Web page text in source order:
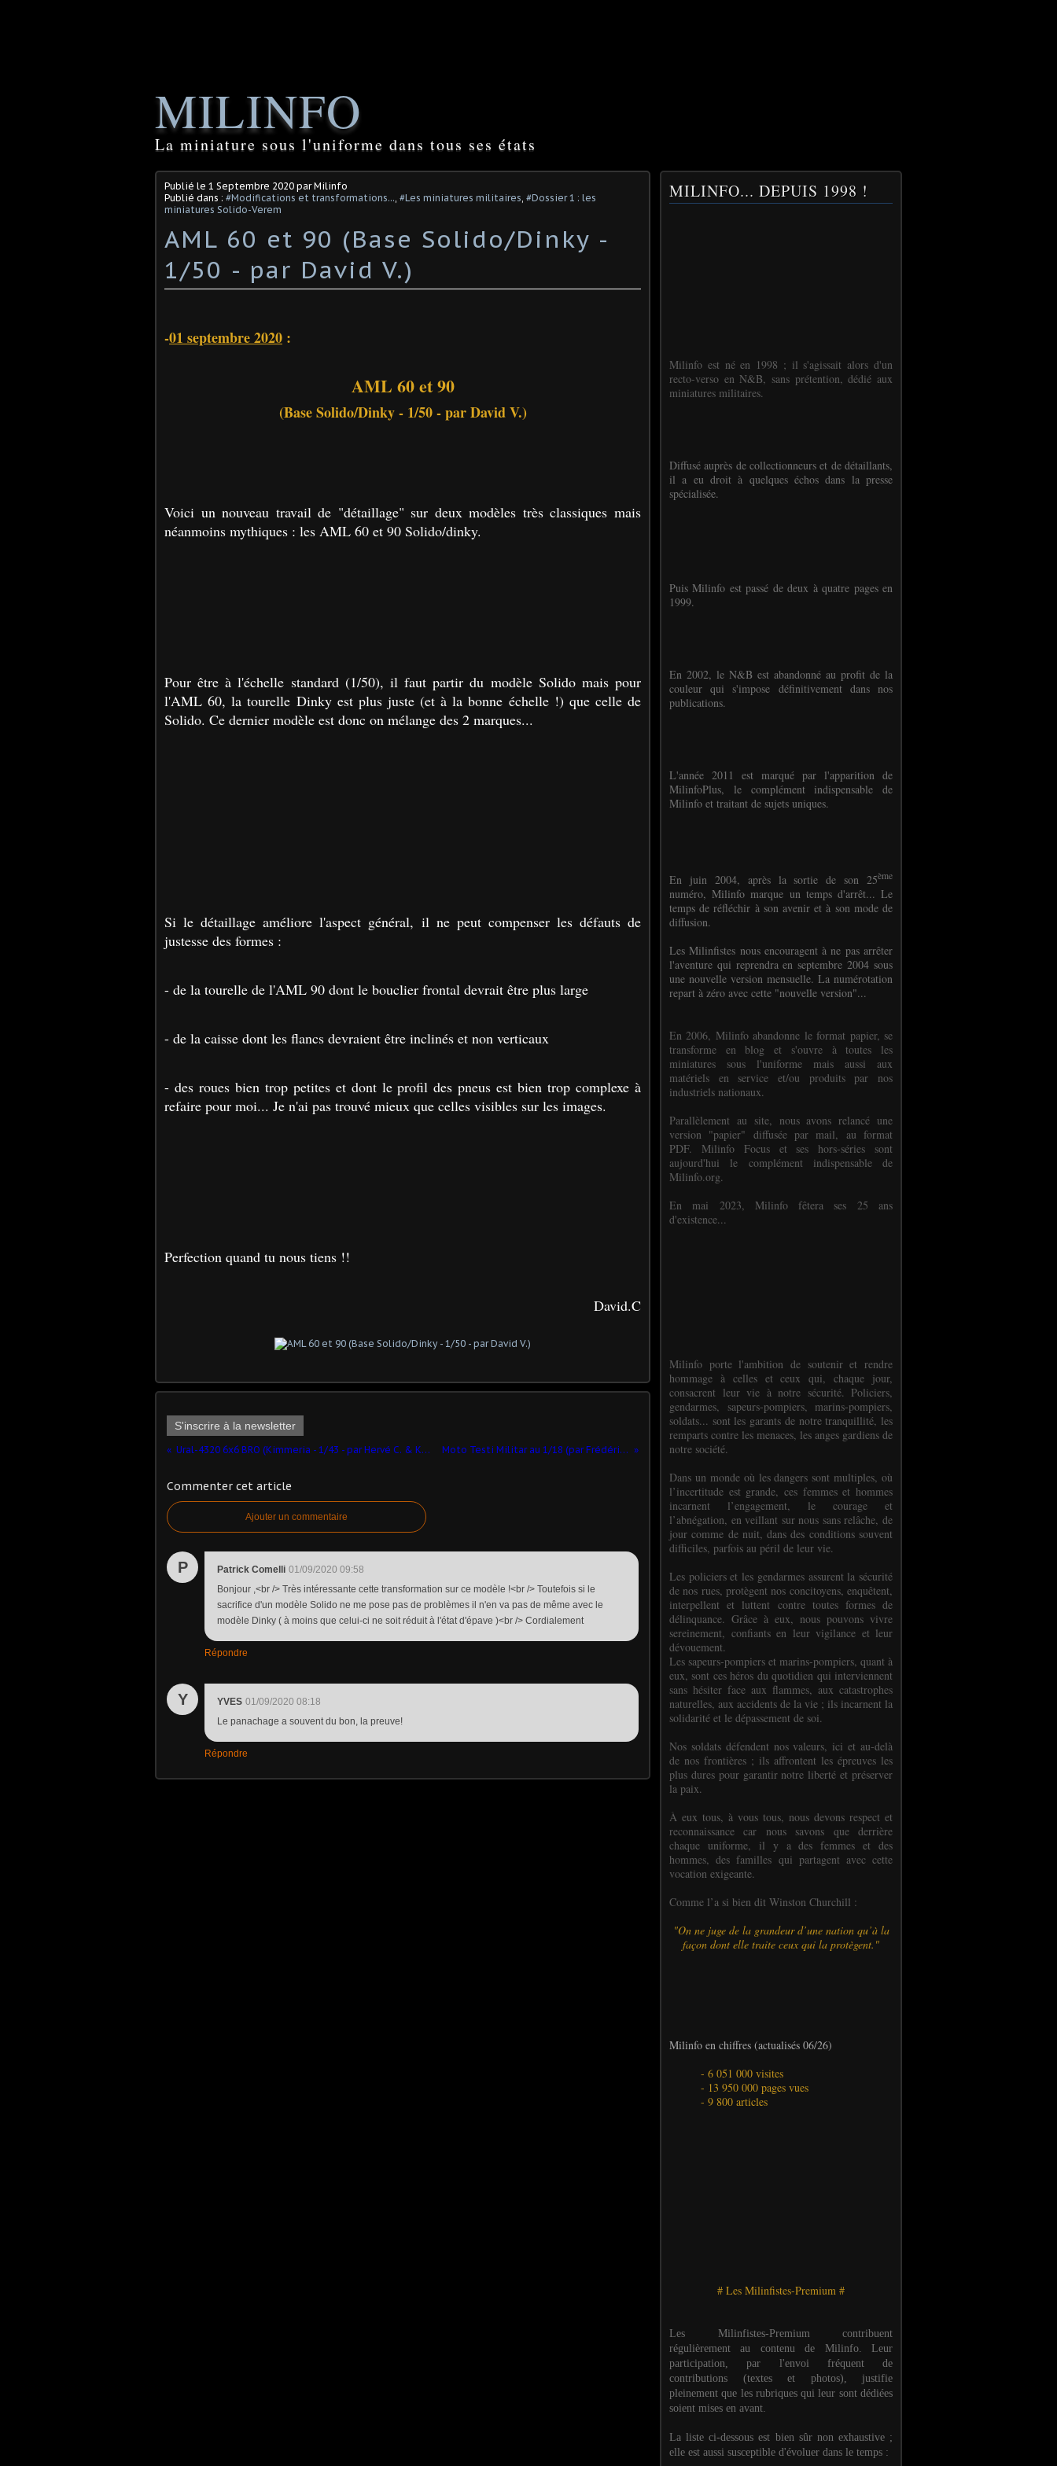
MILINFO
La miniature sous l'uniforme dans tous ses états
Publié le 1 Septembre 2020 par Milinfo
Publié dans : #Modifications et transformations..., #Les miniatures militaires, #Dossier 1 : les
miniatures Solido-Verem
AML 60 et 90 (Base Solido/Dinky -
1/50 - par David V.)
-01 septembre 2020 :
AML 60 et 90
(Base Solido/Dinky - 1/50 - par David V.)
Voici un nouveau travail de "détaillage" sur deux modèles très classiques mais
néanmoins mythiques : les AML 60 et 90 Solido/dinky.
Pour être à l'échelle standard (1/50), il faut partir du modèle Solido mais pour
l'AML 60, la tourelle Dinky est plus juste (et à la bonne échelle !) que celle de
Solido. Ce dernier modèle est donc on mélange des 2 marques...
Si le détaillage améliore l'aspect général, il ne peut compenser les défauts de
justesse des formes :
- de la tourelle de l'AML 90 dont le bouclier frontal devrait être plus large
- de la caisse dont les flancs devraient être inclinés et non verticaux
- des roues bien trop petites et dont le profil des pneus est bien trop complexe à
refaire pour moi... Je n'ai pas trouvé mieux que celles visibles sur les images.
Perfection quand tu nous tiens !!
David.C
S'inscrire à la newsletter
Ural-4320 6x6 BRO (Kimmeria - 1/43 - par Hervé C. & Kamal) Moto Testi Militar au 1/18 (par Frédéric M.)
Commenter cet article
Ajouter un commentaire
P Patrick Comelli 01/09/2020 09:58
Bonjour ,<br /> Très intéressante cette transformation sur ce modèle !<br /> Toutefois si le
sacrifice d'un modèle Solido ne me pose pas de problèmes il n'en va pas de même avec le
modèle Dinky ( à moins que celui-ci ne soit réduit à l'état d'épave )<br /> Cordialement
Répondre
Y YVES 01/09/2020 08:18
Le panachage a souvent du bon, la preuve!
Répondre
MILINFO... DEPUIS 1998 !
Milinfo est né en 1998 ; il s'agissait alors d'un
recto-verso en N&B, sans prétention, dédié aux
miniatures militaires.
Diffusé auprès de collectionneurs et de détaillants,
il a eu droit à quelques échos dans la presse
spécialisée.
Puis Milinfo est passé de deux à quatre pages en
1999.
En 2002, le N&B est abandonné au profit de la
couleur qui s'impose définitivement dans nos
publications.
L'année 2011 est marqué par l'apparition de
MilinfoPlus, le complément indispensable de
Milinfo et traitant de sujets uniques.
En juin 2004, après la sortie de son 25ème
numéro, Milinfo marque un temps d'arrêt... Le
temps de réfléchir à son avenir et à son mode de
diffusion.
Les Milinfistes nous encouragent à ne pas arrêter
l'aventure qui reprendra en septembre 2004 sous
une nouvelle version mensuelle. La numérotation
repart à zéro avec cette "nouvelle version"...
En 2006, Milinfo abandonne le format papier, se
transforme en blog et s'ouvre à toutes les
miniatures sous l'uniforme mais aussi aux
matériels en service et/ou produits par nos
industriels nationaux.
Parallèlement au site, nous avons relancé une
version "papier" diffusée par mail, au format
PDF. Milinfo Focus et ses hors-séries sont
aujourd'hui le complément indispensable de
Milinfo.org.
En mai 2023, Milinfo fêtera ses 25 ans
d'existence...
Milinfo porte l'ambition de soutenir et rendre
hommage à celles et ceux qui, chaque jour,
consacrent leur vie à notre sécurité. Policiers,
gendarmes, sapeurs-pompiers, marins-pompiers,
soldats... sont les garants de notre tranquillité, les
remparts contre les menaces, les anges gardiens de
notre société.
Dans un monde où les dangers sont multiples, où
l’incertitude est grande, ces femmes et hommes
incarnent l’engagement, le courage et
l’abnégation, en veillant sur nous sans relâche, de
jour comme de nuit, dans des conditions souvent
difficiles, parfois au péril de leur vie.
Les policiers et les gendarmes assurent la sécurité
de nos rues, protègent nos concitoyens, enquêtent,
interpellent et luttent contre toutes formes de
délinquance. Grâce à eux, nous pouvons vivre
sereinement, confiants en leur vigilance et leur
dévouement.
Les sapeurs-pompiers et marins-pompiers, quant à
eux, sont ces héros du quotidien qui interviennent
sans hésiter face aux flammes, aux catastrophes
naturelles, aux accidents de la vie ; ils incarnent la
solidarité et le dépassement de soi.
Nos soldats défendent nos valeurs, ici et au-delà
de nos frontières ; ils affrontent les épreuves les
plus dures pour garantir notre liberté et préserver
la paix.
À eux tous, à vous tous, nous devons respect et
reconnaissance car nous savons que derrière
chaque uniforme, il y a des femmes et des
hommes, des familles qui partagent avec cette
vocation exigeante.
Comme l’a si bien dit Winston Churchill :
"On ne juge de la grandeur d’une nation qu’à la
façon dont elle traite ceux qui la protègent."
Milinfo en chiffres (actualisés 06/26)
- 6 051 000 visites
- 13 950 000 pages vues
- 9 800 articles
# Les Milinfistes-Premium #
Les Milinfistes-Premium contribuent
régulièrement au contenu de Milinfo. Leur
participation, par l'envoi fréquent de
contributions (textes et photos), justifie
pleinement que les rubriques qui leur sont dédiées
soient mises en avant.
La liste ci-dessous est bien sûr non exhaustive ;
elle est aussi susceptible d'évoluer dans le temps :